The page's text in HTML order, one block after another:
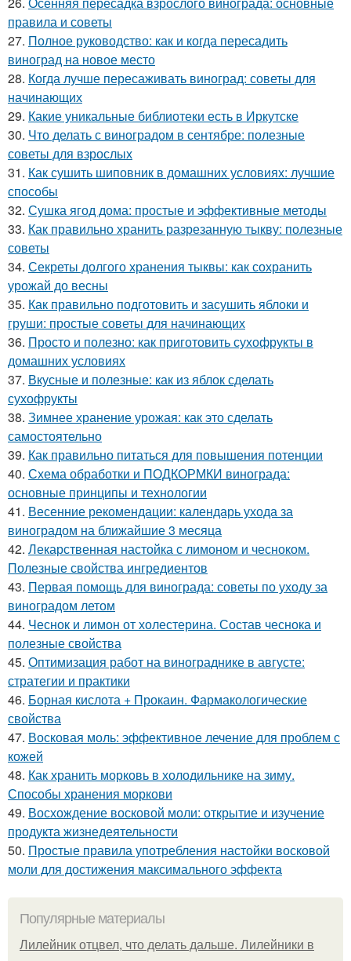
правила и советы
27. Полное руководство: как и когда пересадить
виноград на новое место
28. Когда лучше пересаживать виноград: советы для
начинающих
29. Какие уникальные библиотеки есть в Иркутске
30. Что делать с виноградом в сентябре: полезные
советы для взрослых
31. Как сушить шиповник в домашних условиях: лучшие
способы
32. Сушка ягод дома: простые и эффективные методы
33. Как правильно хранить разрезанную тыкву: полезные
советы
34. Секреты долгого хранения тыквы: как сохранить
урожай до весны
35. Как правильно подготовить и засушить яблоки и
груши: простые советы для начинающих
36. Просто и полезно: как приготовить сухофрукты в
домашних условиях
37. Вкусные и полезные: как из яблок сделать
сухофрукты
38. Зимнее хранение урожая: как это сделать
самостоятельно
39. Как правильно питаться для повышения потенции
40. Схема обработки и ПОДКОРМКИ винограда:
основные принципы и технологии
41. Весенние рекомендации: календарь ухода за
виноградом на ближайшие 3 месяца
42. Лекарственная настойка с лимоном и чесноком.
Полезные свойства ингредиентов
43. Первая помощь для винограда: советы по уходу за
виноградом летом
44. Чеснок и лимон от холестерина. Состав чеснока и
полезные свойства
45. Оптимизация работ на винограднике в августе:
стратегии и практики
46. Борная кислота + Прокаин. Фармакологические
свойства
47. Восковая моль: эффективное лечение для проблем с
кожей
48. Как хранить морковь в холодильнике на зиму.
Способы хранения моркови
49. Восхождение восковой моли: открытие и изучение
продукта жизнедеятельности
50. Простые правила употребления настойки восковой
моли для достижения максимального эффекта
Популярные материалы
Лилейник отцвел, что делать дальше. Лилейники в